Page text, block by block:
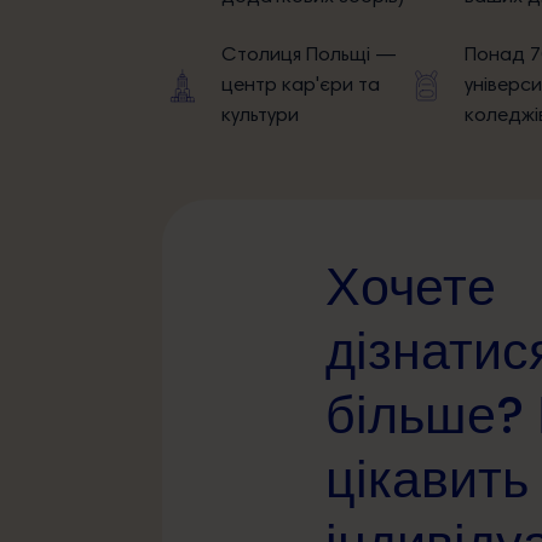
Столиця Польщі —
центр кар'єри та
культури
Понад
Хочете
цікавить